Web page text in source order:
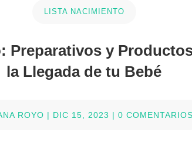
LISTA NACIMIENTO
Preparativos y
la Llegada de tu Bebé
ROYO | DIC 15, 2023 | 0 COMENTARIOS